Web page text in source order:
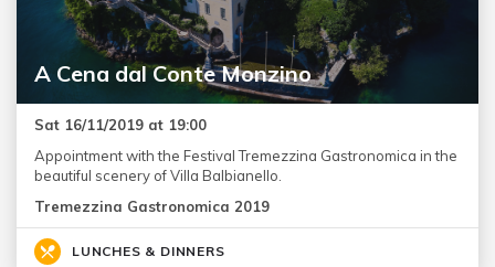
A Cena dal Conte Monzino
Sat 16/11/2019 at 19:00
Appointment with the Festival Tremezzina Gastronomica in the
beautiful scenery of Villa Balbianello.
Tremezzina Gastronomica 2019
LUNCHES & DINNERS